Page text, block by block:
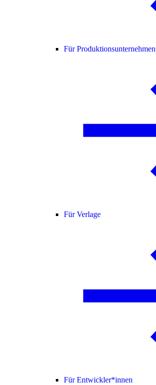
Für Produktionsunternehmen
Für Verlage
Für Entwickler*innen